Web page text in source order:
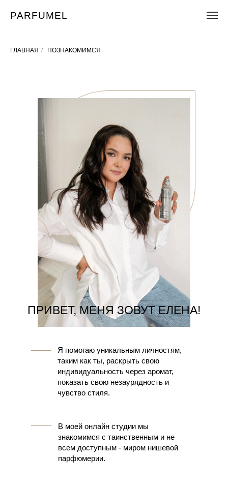
PARFUMEL
ГЛАВНАЯ / ПОЗНАКОМИМСЯ
ПРИВЕТ, МЕНЯ ЗОВУТ ЕЛЕНА!
Я помогаю уникальным личностям,
таким как ты, раскрыть свою
индивидуальность через аромат,
показать свою незаурядность и
чувство стиля.
В моей онлайн студии мы
знакомимся с таинственным и не
всем доступным - миром нишевой
парфюмерии.